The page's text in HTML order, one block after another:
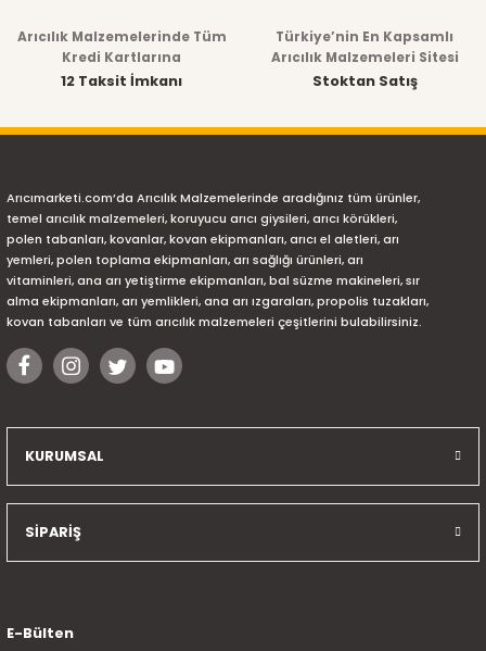
Arıcılık Malzemelerinde Tüm
Kredi Kartlarına
12 Taksit İmkanı
Türkiye’nin En Kapsamlı
Arıcılık Malzemeleri Sitesi
Stoktan Satış
Arıcımarketi.com’da Arıcılık Malzemelerinde aradığınız tüm ürünler,
temel arıcılık malzemeleri, koruyucu arıcı giysileri, arıcı körükleri,
polen tabanları, kovanlar, kovan ekipmanları, arıcı el aletleri, arı
yemleri, polen toplama ekipmanları, arı sağlığı ürünleri, arı
vitaminleri, ana arı yetiştirme ekipmanları, bal süzme makineleri, sır
alma ekipmanları, arı yemlikleri, ana arı ızgaraları, propolis tuzakları,
kovan tabanları ve tüm arıcılık malzemeleri çeşitlerini bulabilirsiniz.
KURUMSAL
SİPARİŞ
E-Bülten